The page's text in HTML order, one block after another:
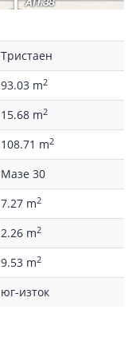
Тристаен
93.03 m2
15.68 m2
108.71 m2
Мазе 30
7.27 m2
2.26 m2
9.53 m2
юг-изток